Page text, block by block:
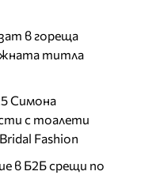
в гореща
титла
Симона
с тоалети
Fashion
в Б2Б срещи по